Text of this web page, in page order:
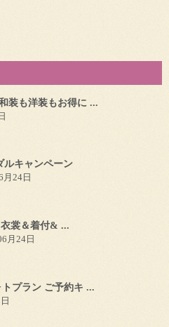
装も洋装もお得に ...
ルキャンペーン
月24日
裳＆着付& ...
月24日
プラン ご予約キ ...